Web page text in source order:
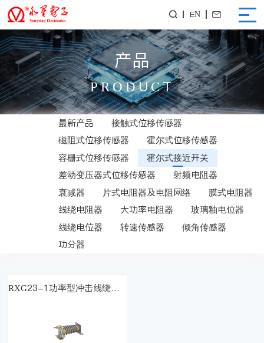
 EN 
产品
PRODUCT
最新产品
接触式位移传感器
磁阻式位移传感器
霍尔式位移传感器
容栅式位移传感器
霍尔式接近开关
差动变压器式位移传感器
射频电阻器
衰减器
片式电阻器及电阻网络
膜式电阻器
线绕电阻器
大功率电阻器
玻璃釉电位器
线绕电位器
转速传感器
倾角传感器
功分器
RXG23-1功率型冲击线绕电阻器